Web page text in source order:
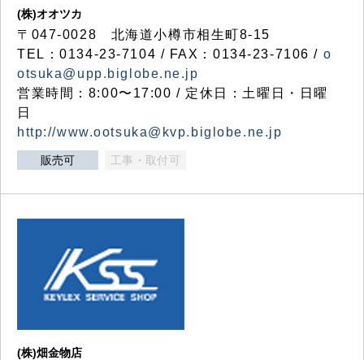
(株)オオツカ
〒047-0028 北海道小樽市相生町8-15
TEL：0134-23-7104 / FAX：0134-23-7106 / o
otsuka@upp.biglobe.ne.jp
営業時間：8:00〜17:00 / 定休日：土曜日・日曜
日
http://www.ootsuka@kvp.biglobe.ne.jp
販売可 工事・取付可
(株)畑金物店